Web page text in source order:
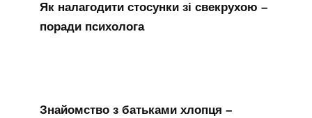
Як налагодити стосунки зі свекрухою –
поради психолога
Знайомство з батьками хлопця –